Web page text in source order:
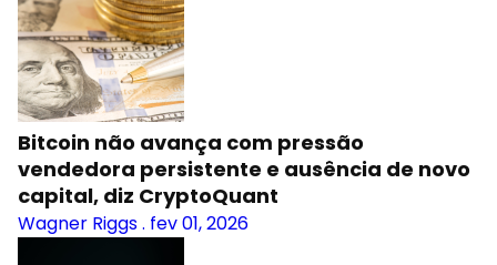
Bitcoin não avança com pressão
vendedora persistente e ausência de novo
capital, diz CryptoQuant
Wagner Riggs. fev 01, 2026